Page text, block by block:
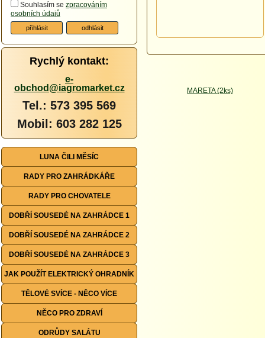
Souhlasím se zpracováním
osobních údajů
Rychlý kontakt:
e-
obchod@iagromarket.cz
Tel.: 573 395 569
Mobil: 603 282 125
LUNA ČILI MĚSÍC
RADY PRO ZAHRÁDKÁŘE
RADY PRO CHOVATELE
DOBŘÍ SOUSEDÉ NA ZAHRÁDCE 1
DOBŘÍ SOUSEDÉ NA ZAHRÁDCE 2
DOBŘÍ SOUSEDÉ NA ZAHRÁDCE 3
JAK POUŽÍT ELEKTRICKÝ OHRADNÍK
TĚLOVÉ SVÍCE - NĚCO VÍCE
NĚCO PRO ZDRAVÍ
ODRŮDY SALÁTU